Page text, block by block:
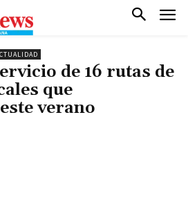
de 16 rutas de
que
verano